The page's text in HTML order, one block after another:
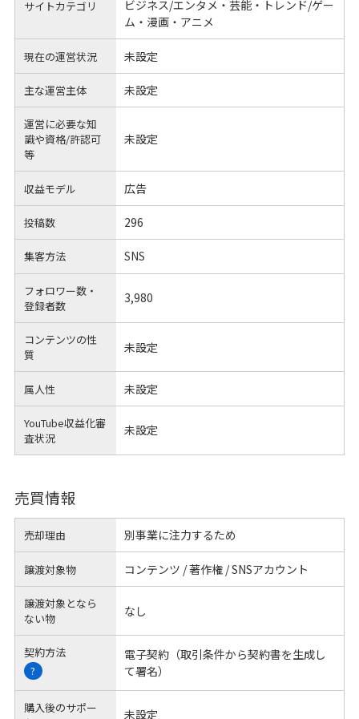
サイトカテゴリ
ビジネス/エンタメ・芸能・トレンド/ゲー
ム・漫画・アニメ
現在の運営状況 未設定
主な運営主体 未設定
運営に必要な知
識や資格/許認可
等
未設定
収益モデル 広告
投稿数 296
集客方法 SNS
フォロワー数・
登録者数
3,980
コンテンツの性
質
未設定
属人性 未設定
YouTube収益化審
査状況
未設定
売買情報
売却理由 別事業に注力するため
譲渡対象物 コンテンツ / 著作権 / SNSアカウント
譲渡対象となら
ない物
なし
契約方法
?
電子契約（取引条件から契約書を生成し
て署名）
購入後のサポー
未設定